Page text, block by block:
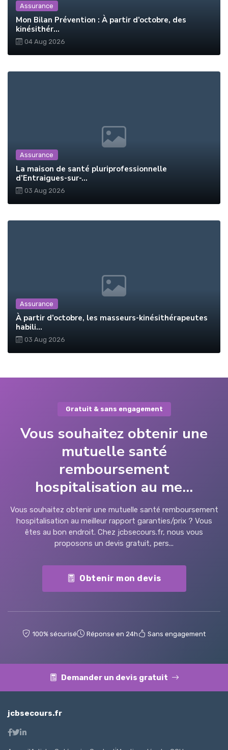
Assurance
Mon Bilan Prévention : À partir d’octobre, des
kinésithér...
04 Aug 2026
Assurance
La maison de santé pluriprofessionnelle
d’Entraigues-sur-...
03 Aug 2026
Assurance
À partir d’octobre, les masseurs-kinésithérapeutes
habili...
03 Aug 2026
Gratuit & sans engagement
Vous souhaitez obtenir une
mutuelle santé
remboursement
hospitalisation au me...
Vous souhaitez obtenir une mutuelle santé remboursement
hospitalisation au meilleur rapport garanties/prix ? Vous
êtes au bon endroit. Chez jcbsecours.fr, nous vous
proposons un devis gratuit, pers...
Obtenir mon devis
100% sécurisé Réponse en 24h Sans engagement
Demander un devis gratuit
jcbsecours.fr